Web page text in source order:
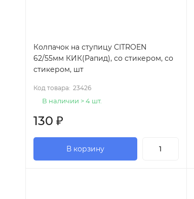
Колпачок на ступицу CITROEN
62/55мм КИК(Рапид), со стикером, со
стикером, шт
Код товара: 23426
В наличии > 4 шт.
130 ₽
В корзину